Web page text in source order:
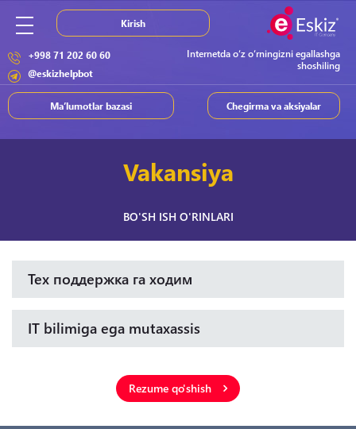
Internetda o‘z o‘rningizni egallashga
shoshiling
+998 71 202 60 60
@eskizhelpbot
Chegirma va aksiyalar
Ma’lumotlar bazasi
Kirish
Vakansiya
BO'SH ISH O'RINLARI
Тех поддержка га ходим
IT bilimiga ega mutaxassis
Rezume qo'shish